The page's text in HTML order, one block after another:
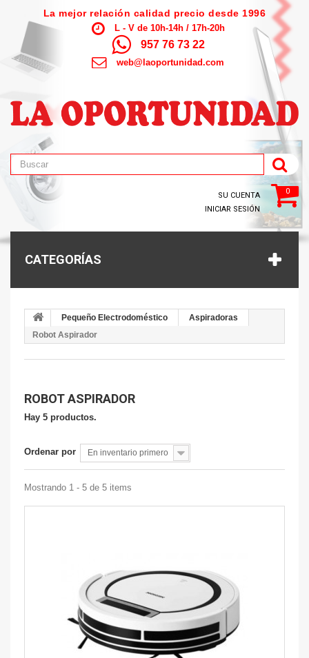
La mejor relación calidad precio desde 1996
L - V de 10h-14h / 17h-20h
957 76 73 22
web@laoportunidad.com
0
SU CUENTA
INICIAR SESIÓN
CATEGORÍAS
Pequeño Electrodoméstico
Aspiradoras
Robot Aspirador
ROBOT ASPIRADOR
Hay 5 productos.
Ordenar por En inventario primero
Mostrando 1 - 5 de 5 items